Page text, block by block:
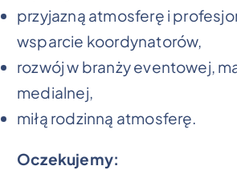
przyjazną atmosferę i
wsparcie koordynatorów,
rozwój w branży eventowej,
medialnej,
miłą rodzinną atmosferę.
Oczekujemy: